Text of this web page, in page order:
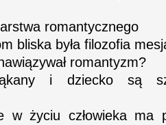
romantycznego
bliska była filozofia
romantyzm?
i dziecko są
w życiu człowieka ma